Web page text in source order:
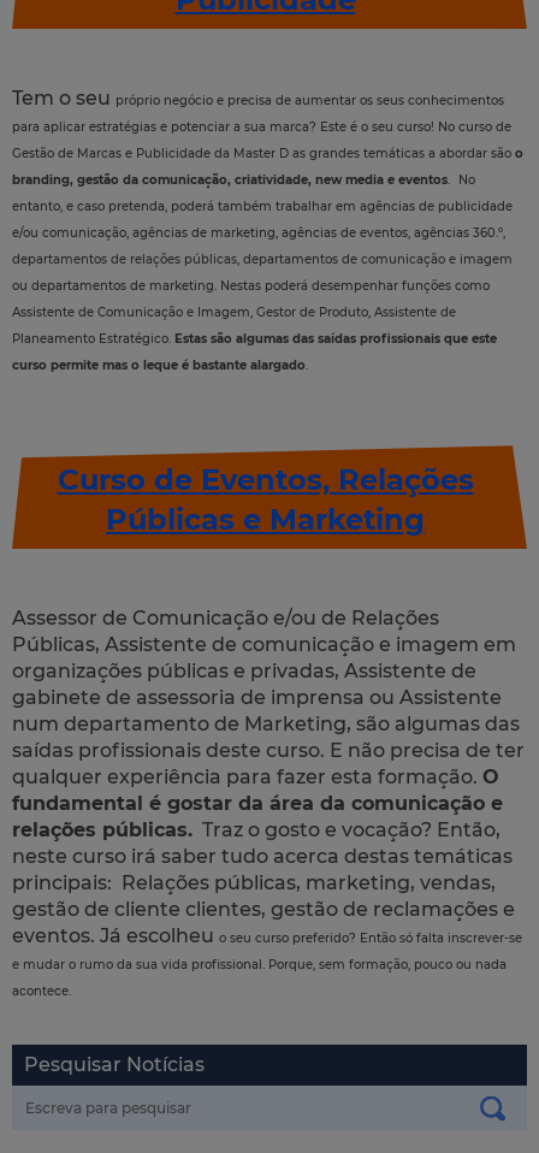
Tem o seu próprio negócio e precisa de aumentar os seus conhecimentos
para aplicar estratégias e potenciar a sua marca? Este é o seu curso! No curso de
Gestão de Marcas e Publicidade da Master D as grandes temáticas a abordar são o
branding, gestão da comunicação, criatividade, new media e eventos.
No
entanto, e caso pretenda, poderá também trabalhar em agências de publicidade
e/ou comunicação, agências de marketing, agências de eventos, agências 360.º,
departamentos de relações públicas, departamentos de comunicação e imagem
ou departamentos de marketing. Nestas poderá desempenhar funções como
Assistente de Comunicação e Imagem, Gestor de Produto, Assistente de
Planeamento Estratégico. Estas são algumas das saídas profissionais que este
curso permite mas o leque é bastante alargado.
Curso de Eventos, Relações
Públicas e Marketing
Assessor de Comunicação e/ou de Relações
Públicas, Assistente de comunicação e imagem em
organizações públicas e privadas, Assistente de
gabinete de assessoria de imprensa ou Assistente
num departamento de Marketing, são algumas das
saídas profissionais deste curso. E não precisa de ter
qualquer experiência para fazer esta formação. O
fundamental é gostar da área da comunicação e
relações públicas. Traz o gosto e vocação? Então,
neste curso irá saber tudo acerca destas temáticas
principais: Relações públicas, marketing, vendas,
gestão de cliente clientes, gestão de reclamações e
eventos. Já escolheu o seu curso preferido? Então só falta inscrever-se
e mudar o rumo da sua vida profissional. Porque, sem formação, pouco ou nada
acontece.
Pesquisar Notícias